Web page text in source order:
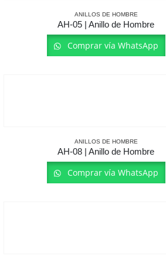
ANILLOS DE HOMBRE
AH-05 | Anillo de Hombre
Comprar vía WhatsApp
ANILLOS DE HOMBRE
AH-08 | Anillo de Hombre
Comprar vía WhatsApp